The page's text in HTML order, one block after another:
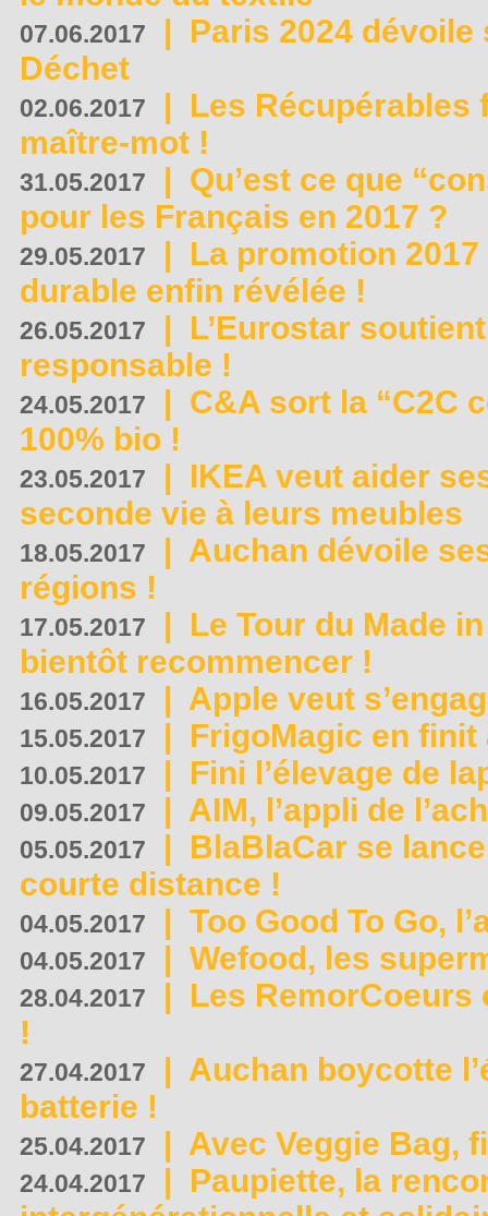
07.06.2017 | Paris 2024
Déchet
02.06.2017 | Les Récupérables
maître-mot !
31.05.2017 | Qu’est ce que
pour les Français en 2017 ?
29.05.2017 | La promotion
durable enfin révélée !
26.05.2017 | L’Eurostar
responsable !
24.05.2017 | C&A sort la “C2C
100% bio !
23.05.2017 | IKEA veut aider
seconde vie à leurs meubles
18.05.2017 | Auchan dévoile
régions !
17.05.2017 | Le Tour du Made
bientôt recommencer !
16.05.2017 | Apple veut
15.05.2017 | FrigoMagic en
10.05.2017 | Fini l’élevage de
09.05.2017 | AIM, l’appli de
05.05.2017 | BlaBlaCar se
courte distance !
04.05.2017 | Too Good To Go,
04.05.2017 | Wefood, les
28.04.2017 | Les RemorCoeurs
!
27.04.2017 | Auchan boycotte
batterie !
25.04.2017 | Avec Veggie Bag,
24.04.2017 | Paupiette, la